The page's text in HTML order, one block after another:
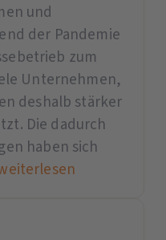
und
der Pandemie
zum
Unternehmen,
deshalb stärker
Die dadurch
haben sich